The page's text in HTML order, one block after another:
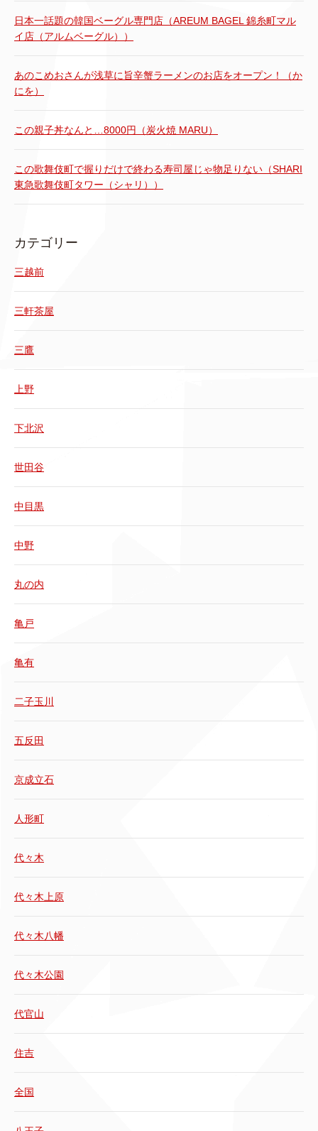
日本一話題の韓国ベーグル専門店（AREUM BAGEL 錦糸町マル
イ店（アルムベーグル））
あのこめおさんが浅草に旨辛蟹ラーメンのお店をオープン！（か
にを）
この親子丼なんと…8000円（炭火焼 MARU）
この歌舞伎町で握りだけで終わる寿司屋じゃ物足りない（SHARI
東急歌舞伎町タワー（シャリ））
カテゴリー
三越前
三軒茶屋
三鷹
上野
下北沢
世田谷
中目黒
中野
丸の内
亀戸
亀有
二子玉川
五反田
京成立石
人形町
代々木
代々木上原
代々木八幡
代々木公園
代官山
住吉
全国